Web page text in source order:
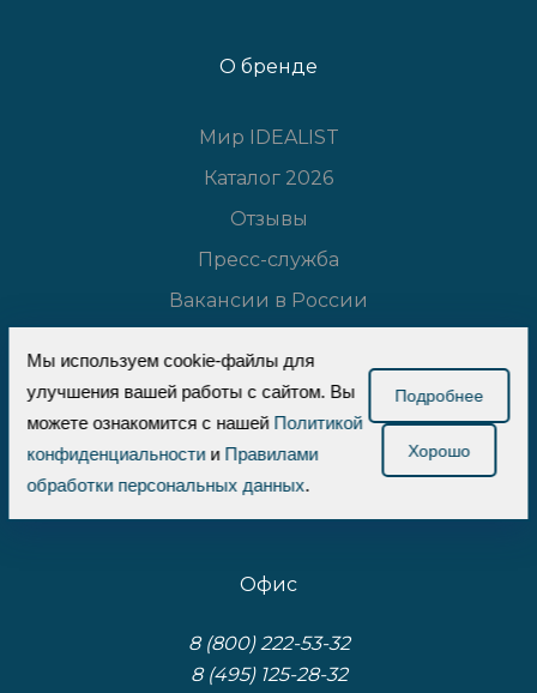
О бренде
Мир IDEALIST
Каталог 2026
Отзывы
Пресс-служба
Вакансии в России
Сертификаты
Блог
Реквизиты
Офис
8 (800) 222-53-32
8 (495) 125-28-32
Мы используем cookie-файлы для
улучшения вашей работы с сайтом. Вы
можете ознакомится с нашей Политикой
конфиденциальностии Правилами
обработки персональных данных.
Подробнее
Хорошо